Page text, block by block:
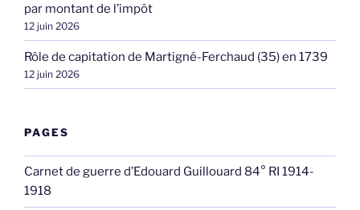
par montant de l’impôt
12 juin 2026
Rôle de capitation de Martigné-Ferchaud (35) en 1739
12 juin 2026
PAGES
Carnet de guerre d’Edouard Guillouard 84° RI 1914-
1918